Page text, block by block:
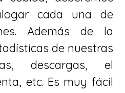
cada una de
Además de la
de nuestras
descargas, el
etc. Es muy fácil